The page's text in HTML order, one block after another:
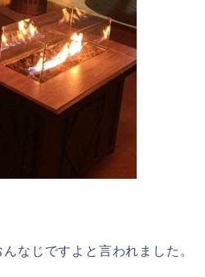
なじですよと言われました。